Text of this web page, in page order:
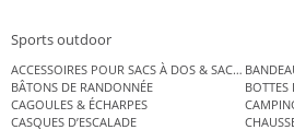
Sports outdoor
ACCESSOIRES POUR SACS À DOS & SACS
BÂTONS DE RANDONNÉE
BOTTES
CAGOULES & ÉCHARPES
CASQUES D’ESCALADE